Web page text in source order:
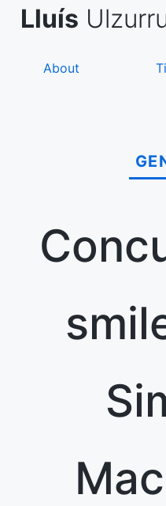
SkipLluís
About